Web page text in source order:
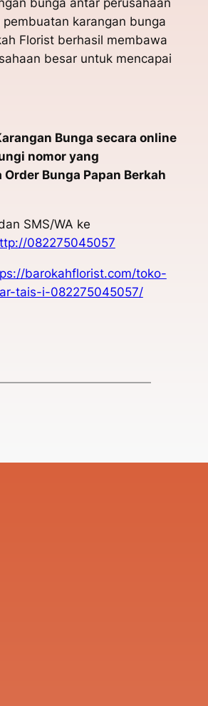
pembuatan karangan bunga
Florist berhasil membawa
besar untuk mencapai
Bunga secara online
nomor yang
Bunga Papan Berkah
SMS/WA ke
082275045057
barokahflorist.com/toko-
tais-i-082275045057/